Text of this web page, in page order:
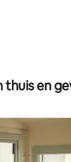
en